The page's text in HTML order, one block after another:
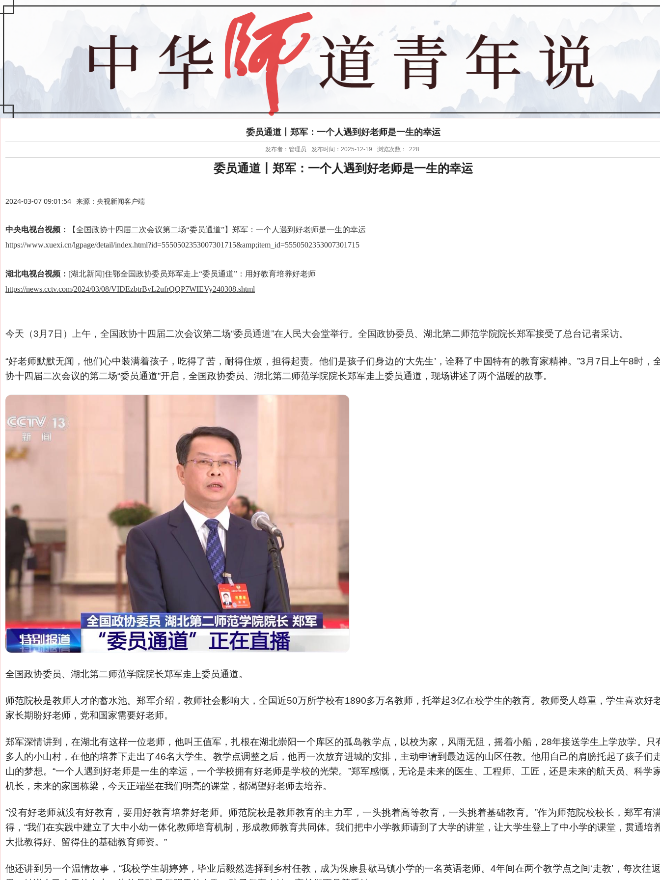
委员通道丨郑军：一个人遇到好老师是一生的幸运
发布者：管理员 发布时间：2025-12-19 浏览次数： 228
委员通道丨郑军：一个人遇到好老师是一生的幸运
2024-03-07 09:01:54 来源：央视新闻客户端
中央电视台视频：
【全国政协十四届二次会议第二场“委员通道”】郑军：一个人遇到好老师是一生的幸运
https://www.xuexi.cn/lgpage/detail/index.html?id=5550502353007301715&amp;item_id=5550502353007301715
湖北电视台视频： [湖北新闻]住鄂全国政协委员郑军走上“委员通道”：用好教育培养好老师
https://news.cctv.com/2024/03/08/VIDEzbtrBvL2ufrQQP7WIEVy240308.shtml
今天（3月7日）上午，全国政协十四届二次会议第二场“委员通道”在人民大会堂举行。全国政协委员、湖北第二师范学院院长郑军接受了总台记者采访。
“好老师默默无闻，他们心中装满着孩子，吃得了苦，耐得住烦，担得起责。他们是孩子们身边的‘大先生’，诠释了中国特有的教育家精神。”3月7日上午8时，
协十四届二次会议的第二场“委员通道”开启，全国政协委员、湖北第二师范学院院长郑军走上委员通道，现场讲述了两个温暖的故事。
全国政协委员、湖北第二师范学院院长郑军走上委员通道。
师范院校是教师人才的蓄水池。郑军介绍，教师社会影响大，全国近50万所学校有1890多万名教师，托举起3亿在校学生的教育。教师受人尊重，学生喜欢好
家长期盼好老师，党和国家需要好老师。
郑军深情讲到，在湖北有这样一位老师，他叫王值军，扎根在湖北崇阳一个库区的孤岛教学点，以校为家，风雨无阻，摇着小船，28年接送学生上学放学。只
多人的小山村，在他的培养下走出了46名大学生。教学点调整之后，他再一次放弃进城的安排，主动申请到最边远的山区任教。他用自己的肩膀托起了孩子们
山的梦想。“一个人遇到好老师是一生的幸运，一个学校拥有好老师是学校的光荣。”郑军感慨，无论是未来的医生、工程师、工匠，还是未来的航天员、科学
机长，未来的家国栋梁，今天正端坐在我们明亮的课堂，都渴望好老师去培养。
“没有好老师就没有好教育，要用好教育培养好老师。师范院校是教师教育的主力军，一头挑着高等教育，一头挑着基础教育。”作为师范院校校长，郑军有
得，“我们在实践中建立了大中小幼一体化教师培育机制，形成教师教育共同体。我们把中小学教师请到了大学的讲堂，让大学生登上了中小学的课堂，贯通培
大批教得好、留得住的基础教育师资。”
他还讲到另一个温情故事，“我校学生胡婷婷，毕业后毅然选择到乡村任教，成为保康县歇马镇小学的一名英语老师。4年间在两个教学点之间‘走教’，每次往